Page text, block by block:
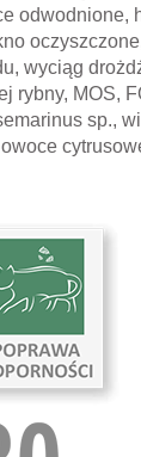
odwodnione,
wyciąg
rybny, MOS,
sp.,